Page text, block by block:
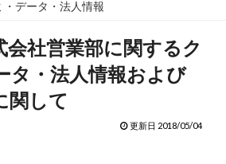
データ・法人情報
会社営業部に関するク
タ・法人情報および
関して
更新日 2018/05/04